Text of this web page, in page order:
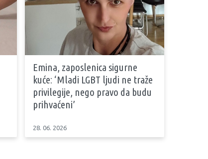
Emina, zaposlenica sigurne
kuće: ‘Mladi LGBT ljudi ne traže
privilegije, nego pravo da budu
prihvaćeni’
28. 06. 2026